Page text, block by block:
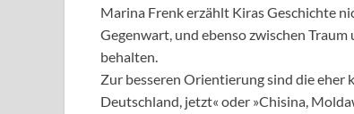
Marina Frenk erzählt Kiras Geschichte
Gegenwart, und ebenso zwischen
behalten.
Zur besseren Orientierung sind die eher
Deutschland, jetzt« oder »Chisina,